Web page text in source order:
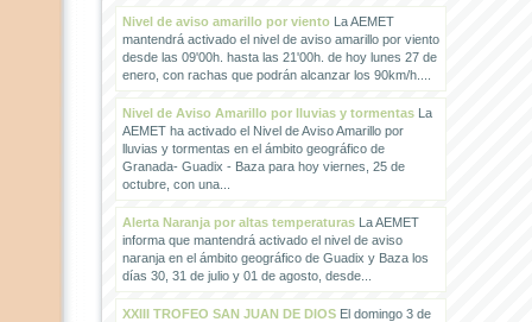
Nivel de aviso amarillo por vientoLa AEMET
mantendrá activado el nivel de aviso amarillo por viento
desde las 09'00h. hasta las 21'00h. de hoy lunes 27 de
enero, con rachas que podrán alcanzar los 90km/h....
Nivel de Aviso Amarillo por lluvias y tormentasLa
AEMET ha activado el Nivel de Aviso Amarillo por
lluvias y tormentas en el ámbito geográfico de
Granada- Guadix - Baza para hoy viernes, 25 de
octubre, con una...
Alerta Naranja por altas temperaturasLa AEMET
informa que mantendrá activado el nivel de aviso
naranja en el ámbito geográfico de Guadix y Baza los
días 30, 31 de julio y 01 de agosto, desde...
XXIII TROFEO SAN JUAN DE DIOSEl domingo 3 de